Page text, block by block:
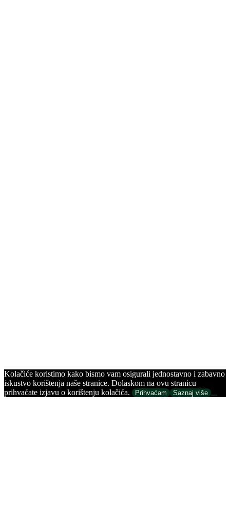
Kolačiće koristimo kako bismo vam osigurali jednostavno i zabavno
iskustvo korištenja naše stranice. Dolaskom na ovu stranicu
prihvaćate izjavu o korištenju kolačića.
Prihvaćam Saznaj više